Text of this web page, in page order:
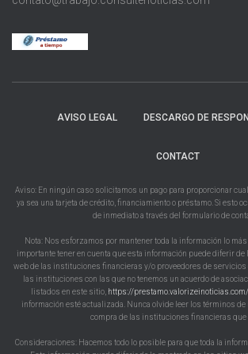
AVISO LEGAL DESCARGO DE
CONTACT
Aviso: En ningún caso solicitamos un pago para proporcionar
ya sea una tarjeta de crédito, financiamiento o préstamo. Si esto
de inmediato a través del formulario de
Nota: Nos esforzamos por mantener toda la información lo
importante tener en cuenta que esta información puede diferir de
web de las instituciones financieras y/o proveedores de servicios
las instituciones con las que no tenemos un acuerdo de
listados en este sitio, https://prestamo.valorizeinoticias.com/
información esté actualizada. Nunca olvide leer los términos
compra de las instituciones financieras que
Consideraciones: Hacemos todo lo posible para que toda la